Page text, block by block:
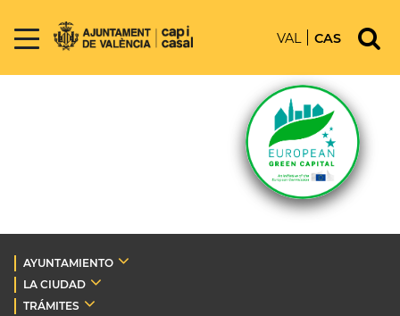
VAL CAS
AYUNTAMIENTO
LA CIUDAD
TRÁMITES